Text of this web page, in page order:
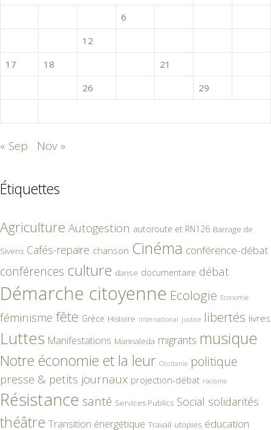
6
12
17
18 21
26 29
« Sep Nov »
Étiquettes
Agriculture Autogestion autoroute et RN126 Barrage de
Sivens Cafés-repaire chanson Cinéma conférence-débat
conférences culture danse documentaire débat
Démarche citoyenne Ecologie Economie
féminisme fête Grèce Histoire International justice libertés livres
Luttes Manifestations Marinaleda migrants musique
Notre économie et la leur Occitanie politique
presse & petits journaux projection-débat racisme
Résistance santé Services Publics Social solidarités
théâtre Transition énergétique Travail utopies éducation